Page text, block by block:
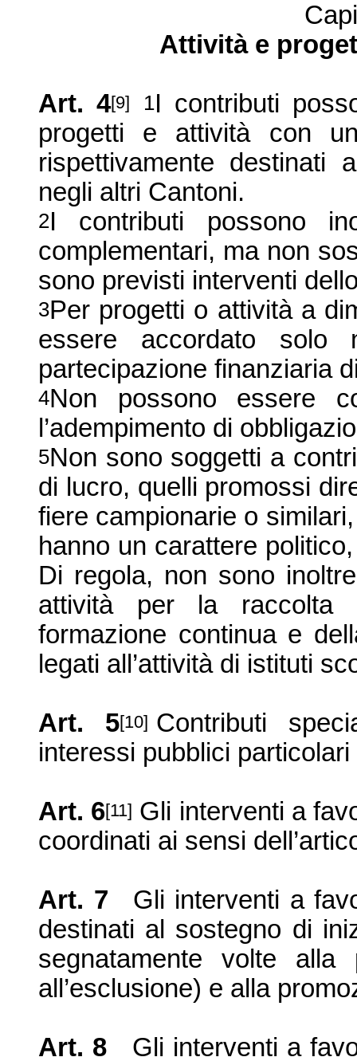
Attività e
Art. 4[9] 1I contributi
progetti e attività con
rispettivamente destinati
negli altri Cantoni.
2I contributi possono
complementari, ma non
sono previsti interventi
3Per progetti o attività a
essere accordato
partecipazione finanziaria
4Non possono essere
l’adempimento di
5Non sono soggetti a
di lucro, quelli promossi
fiere campionarie o
hanno un carattere
Di regola, non sono
attività per la raccolta
formazione continua e
legati all’attività di istituti
Art. 5[10] Contributi
interessi pubblici
Art. 6[11] Gli interventi a
coordinati ai sensi
Art. 7
Gli interventi a
destinati al sostegno di
segnatamente volte alla
all’esclusione) e alla
Art. 8 Gli interventi a